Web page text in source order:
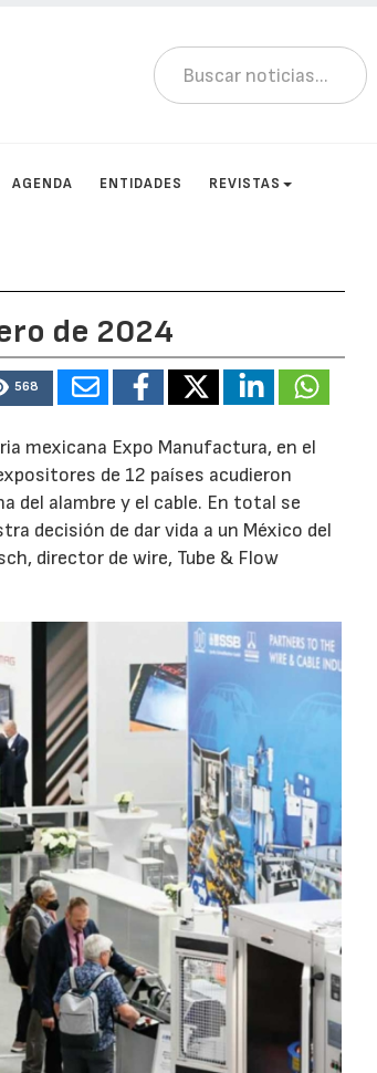
AGENDA ENTIDADES REVISTAS
de 2024
568
mexicana Expo Manufactura, en el
de 12 países acudieron
del alambre y el cable. En total se
decisión de dar vida a un México del
director de wire, Tube & Flow